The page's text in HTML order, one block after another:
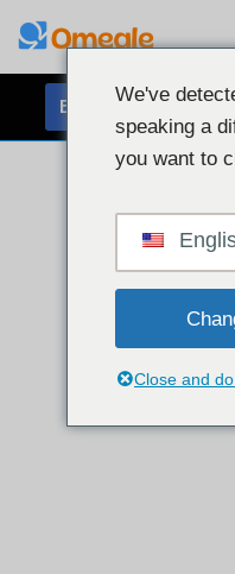
BREZPLAČEN
We've
speaking a
you want to
Close and